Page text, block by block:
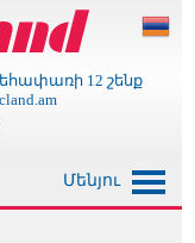
12 շենք
Մենյու